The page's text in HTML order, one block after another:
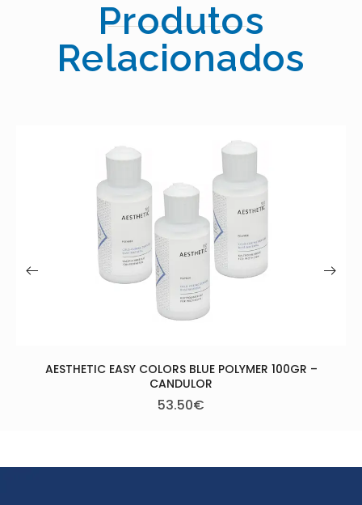
Produtos
Relacionados
EASY COLORS BLUE POLYMER 100GR –